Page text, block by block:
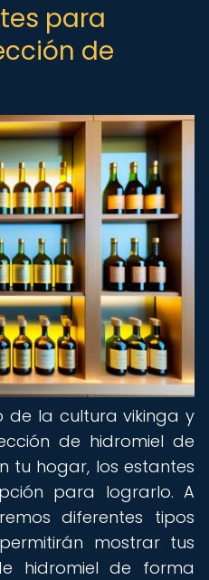
para
de
de la cultura vikinga y
de hidromiel de
tu hogar, los estantes
para lograrlo. A
diferentes tipos
mostrar tus
hidromiel de forma